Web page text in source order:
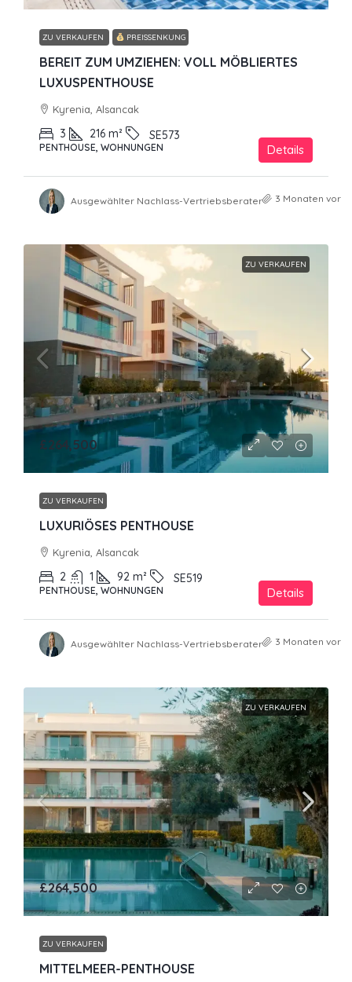
ZU VERKAUFEN PREISSENKUNG
BEREIT ZUM UMZIEHEN: VOLL MÖBLIERTES
LUXUSPENTHOUSE
Kyrenia, Alsancak
3 216 m² SE573
PENTHOUSE, WOHNUNGEN Details
Ausgewählter Nachlass-Vertriebsberater 3 Monaten vor
ZU VERKAUFEN
£264,500
ZU VERKAUFEN
LUXURIÖSES PENTHOUSE
Kyrenia, Alsancak
2 1 92 m² SE519
PENTHOUSE, WOHNUNGEN Details
Ausgewählter Nachlass-Vertriebsberater 3 Monaten vor
ZU VERKAUFEN
£264,500
ZU VERKAUFEN
MITTELMEER-PENTHOUSE